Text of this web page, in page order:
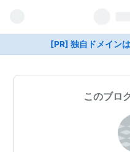
[PR] 独自ドメイン
このブロ